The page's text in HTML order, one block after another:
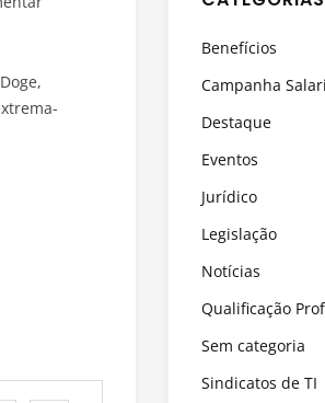
Benefícios
Campanha
Destaque
Eventos
Jurídico
Legislação
Notícias
Qualificação
Sem categoria
Sindicatos de TI